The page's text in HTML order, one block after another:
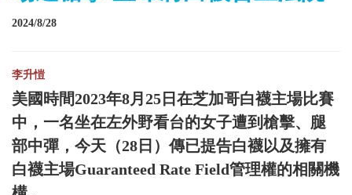
2024/8/28
李升愷
美國時間2023年8月25日在芝加哥白襪主場比賽
中，一名坐在左外野看台的女子遭到槍擊、腿
部中彈，今天（28日）傳已提告白襪以及擁有
白襪主場Guaranteed Rate Field管理權的相關機